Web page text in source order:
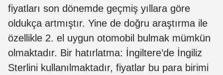
fiyatları son dönemde geçmiş yıllara göre
oldukça artmıştır. Yine de doğru araştırma ile
özellikle 2. el uygun otomobil bulmak mümkün
olmaktadır. Bir hatırlatma: İngiltere’de İngiliz
Sterlini kullanılmaktadır, fiyatlar bu para birimi